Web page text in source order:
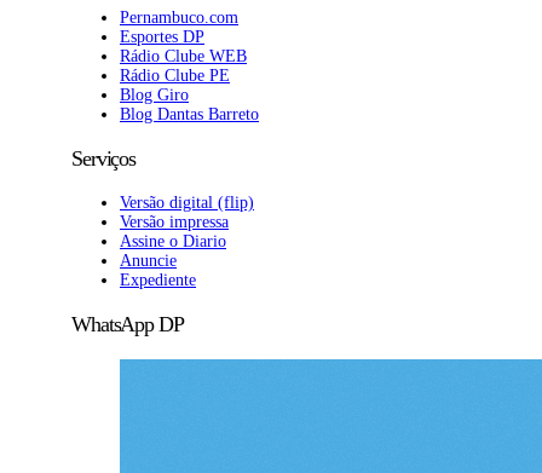
Pernambuco.com
Esportes DP
Rádio Clube WEB
Rádio Clube PE
Blog Giro
Blog Dantas Barreto
Serviços
Versão digital (flip)
Versão impressa
Assine o Diario
Anuncie
Expediente
WhatsApp DP